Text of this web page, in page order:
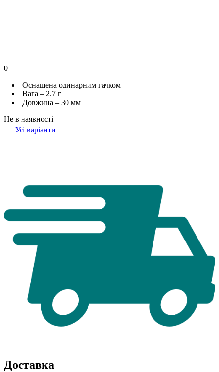
0
Оснащена одинарним гачком
Вага – 2.7 г
Довжина – 30 мм
Не в наявності
Усі варіанти
Доставка